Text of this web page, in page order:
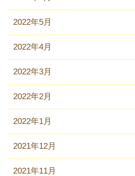
2022年5月
2022年4月
2022年3月
2022年2月
2022年1月
2021年12月
2021年11月